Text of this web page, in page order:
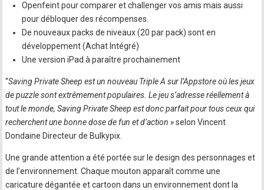
Openfeint pour comparer et challenger vos amis mais aussi
pour débloquer des récompenses.
De nouveaux packs de niveaux (20 par pack) sont en
développement (Achat Intégré)
Une version iPad à paraître prochainement
“Saving Private Sheep est un nouveau Triple A sur l’Appstore où les jeux
de puzzle sont extrêmement populaires. Le jeu s’adresse réellement à
tout le monde, Saving Private Sheep est donc parfait pour tous ceux qui
recherchent une bonne dose de fun et d’action »selon Vincent
Dondaine Directeur de Bulkypix.
Une grande attention a été portée sur le design des personnages et
de l’environnement. Chaque mouton apparaît comme une
caricature dégantée et cartoon dans un environnement dont la